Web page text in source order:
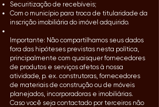
Securitização de recebíveis;
Com o município para troca de titularidade da
inscrição imobiliária do imóvel adquirido.
Importante: Não compartilhamos seus dados
fora das hipóteses previstas nesta política,
principalmente com quaisquer fornecedores
de produtos e serviços afetos à nossa
atividade, p. ex. construtoras, fornecedores
de materiais de construção ou de móveis
planejados, incorporadoras e imobiliárias.
Caso você seja contactado por terceiros não